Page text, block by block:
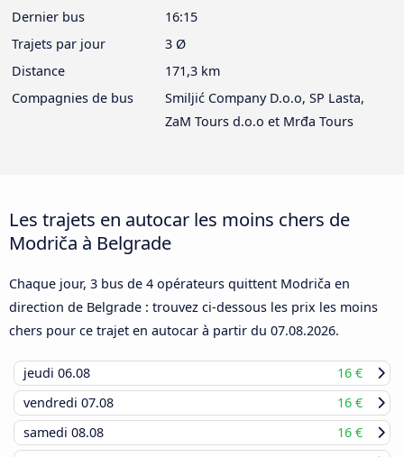
Dernier bus
16:15
Trajets par jour
3 Ø
Distance
171,3 km
Compagnies de bus
Smiljić Company D.o.o, SP Lasta,
ZaM Tours d.o.o et Mrđa Tours
Les trajets en autocar les moins chers de
Modriča à Belgrade
Chaque jour, 3 bus de 4 opérateurs quittent Modriča en
direction de Belgrade : trouvez ci-dessous les prix les moins
chers pour ce trajet en autocar à partir du 07.08.2026.
jeudi 06.08
16 €
vendredi 07.08
16 €
samedi 08.08
16 €